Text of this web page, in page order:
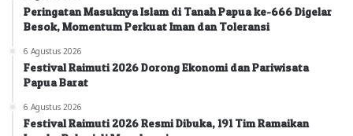
Peringatan Masuknya Islam di Tanah Papua ke-666 Digelar
Besok, Momentum Perkuat Iman dan Toleransi
6 Agustus 2026
Festival Raimuti 2026 Dorong Ekonomi dan Pariwisata
Papua Barat
6 Agustus 2026
Festival Raimuti 2026 Resmi Dibuka, 191 Tim Ramaikan